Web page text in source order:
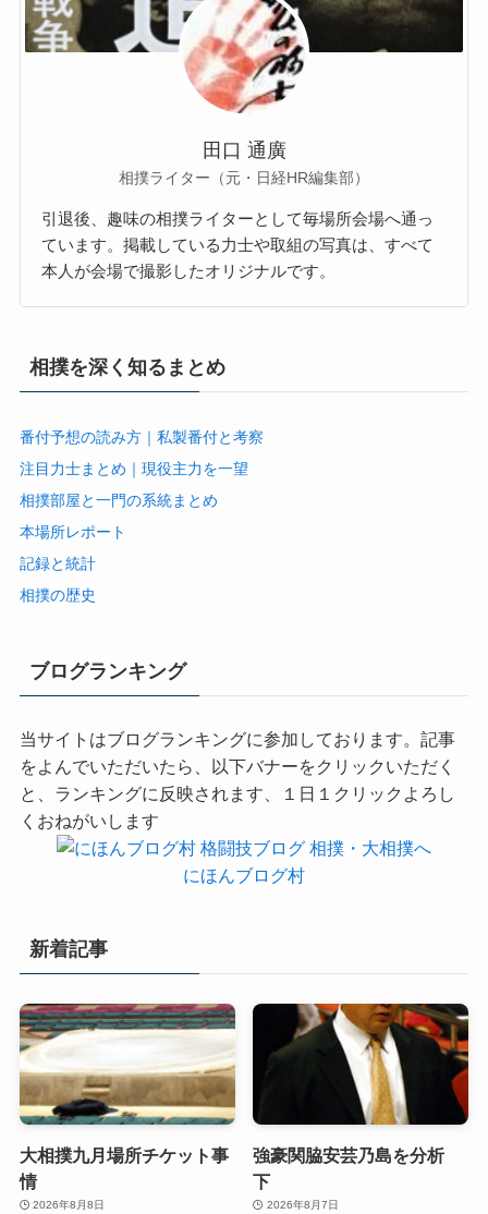
田口 通廣
相撲ライター（元・日経HR編集部）
引退後、趣味の相撲ライターとして毎場所会場へ通っ
ています。掲載している力士や取組の写真は、すべて
本人が会場で撮影したオリジナルです。
相撲を深く知るまとめ
番付予想の読み方｜私製番付と考察
注目力士まとめ｜現役主力を一望
相撲部屋と一門の系統まとめ
本場所レポート
記録と統計
相撲の歴史
ブログランキング
当サイトはブログランキングに参加しております。記事
をよんでいただいたら、以下バナーをクリックいただく
と、ランキングに反映されます、１日１クリックよろし
くおねがいします
にほんブログ村
新着記事
大相撲九月場所チケット事
情
2026年8月8日
強豪関脇安芸乃島を分析
下
2026年8月7日